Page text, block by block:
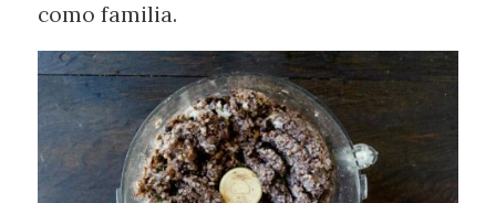
como familia.